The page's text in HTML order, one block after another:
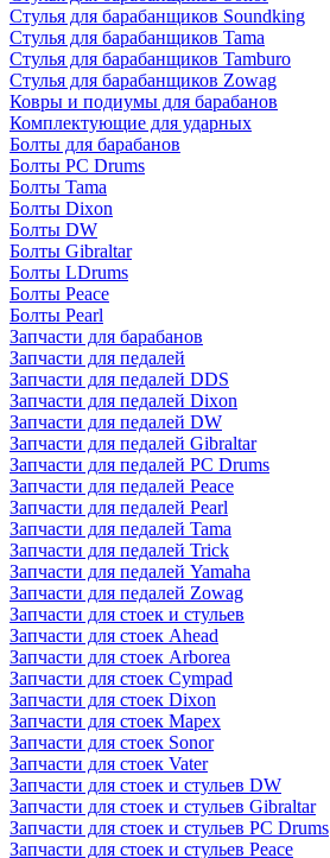
Стулья для барабанщиков Soundking
Стулья для барабанщиков Tama
Стулья для барабанщиков Tamburo
Стулья для барабанщиков Zowag
Ковры и подиумы для барабанов
Комплектующие для ударных
Болты для барабанов
Болты PC Drums
Болты Tama
Болты Dixon
Болты DW
Болты Gibraltar
Болты LDrums
Болты Peace
Болты Pearl
Запчасти для барабанов
Запчасти для педалей
Запчасти для педалей DDS
Запчасти для педалей Dixon
Запчасти для педалей DW
Запчасти для педалей Gibraltar
Запчасти для педалей PC Drums
Запчасти для педалей Peace
Запчасти для педалей Pearl
Запчасти для педалей Tama
Запчасти для педалей Trick
Запчасти для педалей Yamaha
Запчасти для педалей Zowag
Запчасти для стоек и стульев
Запчасти для стоек Ahead
Запчасти для стоек Arborea
Запчасти для стоек Cympad
Запчасти для стоек Dixon
Запчасти для стоек Mapex
Запчасти для стоек Sonor
Запчасти для стоек Vater
Запчасти для стоек и стульев DW
Запчасти для стоек и стульев Gibraltar
Запчасти для стоек и стульев PC Drums
Запчасти для стоек и стульев Peace